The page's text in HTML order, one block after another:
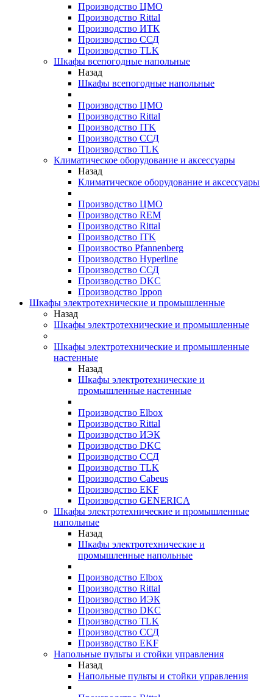
Производство ЦМО
Производство Rittal
Производство ИТК
Производство ССД
Производство TLK
Шкафы всепогодные напольные
Назад
Шкафы всепогодные напольные
Производство ЦМО
Производство Rittal
Производство ITK
Производство ССД
Производство TLK
Климатическое оборудование и аксессуары
Назад
Климатическое оборудование и аксессуары
Производство ЦМО
Производство REM
Производство Rittal
Производство ITK
Произвоство Pfannenberg
Производство Hyperline
Производство ССД
Производство DKC
Производство Ippon
Шкафы электротехнические и промышленные
Назад
Шкафы электротехнические и промышленные
Шкафы электротехнические и промышленные
настенные
Назад
Шкафы электротехнические и
промышленные настенные
Производство Elbox
Производство Rittal
Производство ИЭК
Производство DKC
Производство ССД
Производство TLK
Производство Cabeus
Производство EKF
Производство GENERICA
Шкафы электротехнические и промышленные
напольные
Назад
Шкафы электротехнические и
промышленные напольные
Производство Elbox
Производство Rittal
Производство ИЭК
Производство DKC
Производство TLK
Производство ССД
Производство EKF
Напольные пульты и стойки управления
Назад
Напольные пульты и стойки управления